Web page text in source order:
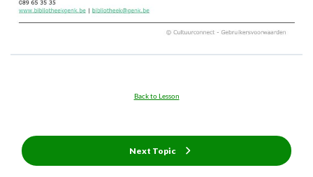
Back to Lesson
Next Topic